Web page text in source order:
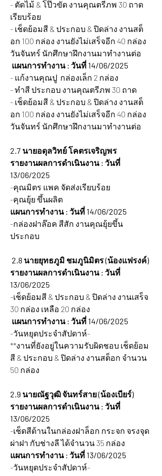
- ตัดไม้ & โป๊วขัด งานคุณตรีภพ 30 ถาด
เรียบร้อย
- เช็ดย้อมสี & ประกอบ & ปิดล่าง งานสต็
อก 100 กล่อง งานยังไม่เสร็จอีก 40 กล่อง
วันจันทร์ นักศึกษาฝึกงานมาทำงานต่อ
แผนการทำงาน : วันที่ 14/06/2025
- แก้งานคุณปู  กล่องเล็ก 2 กล่อง
- ทำสี ประกอบ งานคุณตรีภพ 30 ถาด
- เช็ดย้อมสี & ประกอบ & ปิดล่าง งานสต็
อก 100 กล่อง งานยังไม่เสร็จอีก 40 กล่อง
วันจันทร์ นักศึกษาฝึกงานมาทำงานต่อ
2.7 นายอดุลวิทย์ โคตรเจริญพร
รายงานผลการดำเนินงาน : วันที่
13/06/2025
-คุณมิตร แพค จัดส่งเรียบร้อย
-คุณยุ้ย ขึ้นผลิต
แผนการทำงาน : วันที่ 14/06/2025
-กล่องฝาล๊อค สีสัก งานคุณยุ้ยขึ้น
ประกอบ
2.8 นายยุทธภูมิ ชมภูนิมิตร (น้องแฟรงค์)
รายงานผลการดำเนินงาน : วันที่
13/06/2025
-เช็ดย้อมสี & ประกอบ & ปิดล่าง งานเสร็จ
30 กล่อง เหลือ 20 กล่อง
แผนการทำงาน : วันที่ 14/06/2025
-วันหยุดประจำสัปดาห์-
**งานที่ยังอยู่ในความรับผิดชอบ เช็ดย้อม
สี & ประกอบ & ปิดล่าง งานสต็อก จำนวน
50 กล่อง
2.9 นายณัฐวุฒิ จันทร์สาย (น้องเบียร์)
รายงานผลการดำเนินงาน : วันที่
13/06/2025
-เช็ดสีด้านในกล่องฝาล็อก กระจก จรงจุด
ผ่าฝา กับช่างลี ได้จำนวน 35 กล่อง
แผนการทำงาน : วันที่ 13/06/2025
-วันหยุดประจำสัปดาห์-